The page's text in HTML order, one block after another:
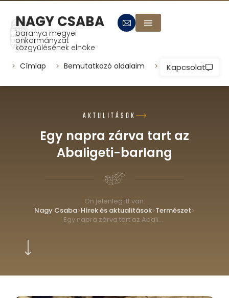
NAGY CSABA
baranya megyei
önkormányzat
közgyűlésének elnöke
Címlap
Bemutatkozó oldalaim Települések
Kapcsolat
AKTULITÁSOK
Egy napra zárva tart az
Abaligeti-barlang
Ön jelenleg itt van:
Nagy Csaba>Hírek és aktualitások>Természet>
Egy napra zárva tart az Abaligeti-barlang